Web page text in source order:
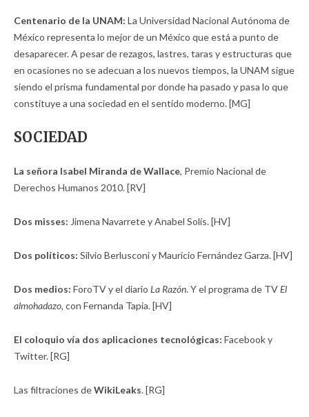
Centenario de la UNAM: La Universidad Nacional Autónoma de
México representa lo mejor de un México que está a punto de
desaparecer. A pesar de rezagos, lastres, taras y estructuras que
en ocasiones no se adecuan a los nuevos tiempos, la UNAM sigue
siendo el prisma fundamental por donde ha pasado y pasa lo que
constituye a una sociedad en el sentido moderno. [MG]
SOCIEDAD
La señora Isabel Miranda de Wallace, Premio Nacional de
Derechos Humanos 2010. [RV]
Dos misses: Jimena Navarrete y Anabel Solís. [HV]
Dos políticos: Silvio Berlusconi y Mauricio Fernández Garza. [HV]
Dos medios: ForoTV y el diario La Razón. Y el programa de TVEl
almohadazo, con Fernanda Tapia. [HV]
El coloquio vía dos aplicaciones tecnológicas: Facebook y
Twitter. [RG]
Las filtraciones deWikiLeaks. [RG]